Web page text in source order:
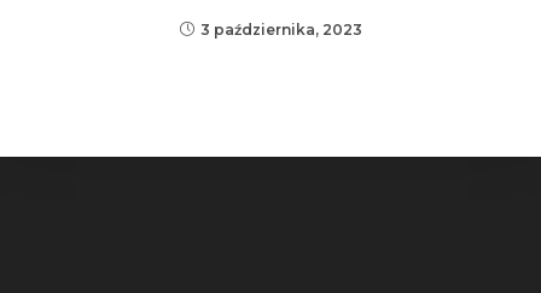
3 października, 2023